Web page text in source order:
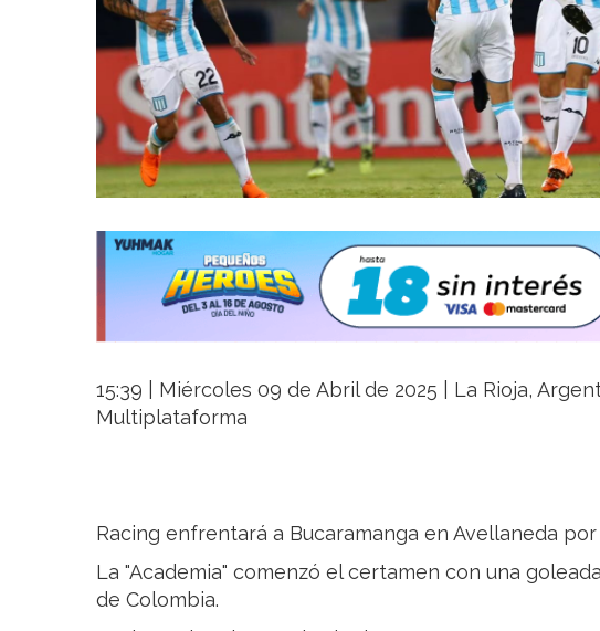
15:39 | Miércoles 09 de Abril de 2025 | La Rioja,
Multiplataforma
Racing enfrentará a Bucaramanga en Avellaneda
La "Academia" comenzó el certamen con una
de Colombia.